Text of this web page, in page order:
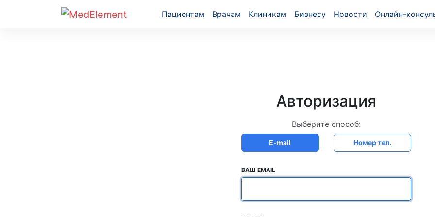
Пациентам Врачам Клиникам Бизнесу Новости Онлайн-
Авторизация
Выберите способ:
E-mail Номер тел.
ВАШ EMAIL